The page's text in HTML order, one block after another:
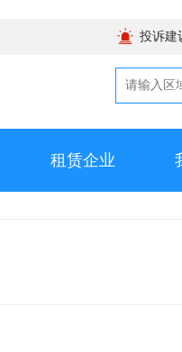
投诉建
租赁企业